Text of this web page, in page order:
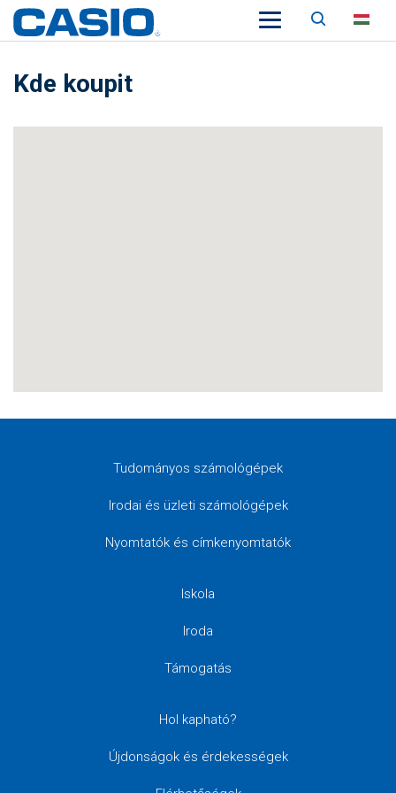
Keresés
Kde koupit
Tudományos számológépek
Irodai és üzleti számológépek
Nyomtatók és címkenyomtatók
Iskola
Iroda
Támogatás
Hol kapható?
Újdonságok és érdekességek